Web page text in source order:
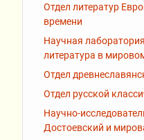
Отдел литератур
времени
Научная
литература в
Отдел
Отдел русской
Научно-
Достоевский и